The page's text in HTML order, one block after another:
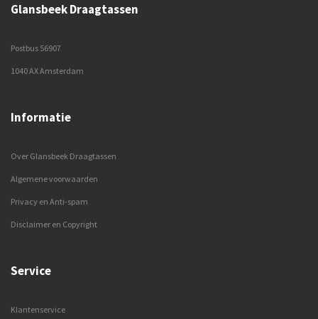
Glansbeek Draagtassen
Postbus 56907
1040 AX Amsterdam
Informatie
Over Glansbeek Draagtassen
Algemene voorwaarden
Privacy en Anti-spam
Disclaimer en Copyright
Service
Klantenservice